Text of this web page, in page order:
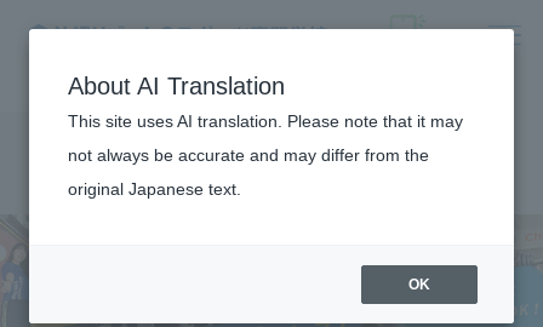
Lịch sự kiện
About AI Translation
This site uses AI translation. Please note that it may
not always be accurate and may differ from the
original Japanese text.
OK